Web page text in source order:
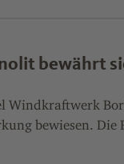
bewährt
bewiesen.